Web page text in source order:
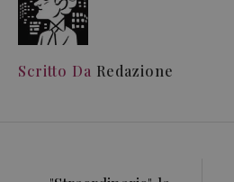
Scritto Da Redazione